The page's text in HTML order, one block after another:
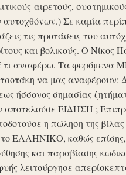
αιρετούς,
Σε καμία
τις προτάσεις του
και βολικούς. Ο Νίκος
τι αναφέρω. Τα φερόμενα
να μας αναφέρουν:
ήσσονος σημασίας
ΕΙΔΗΣΗ ;
η πώληση της
ΕΛΛΗΝΙΚΟ, καθώς
και παραβίασης
λειτούργησε